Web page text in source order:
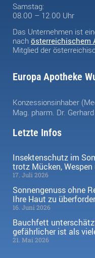
Samstag:
08.00 – 12.00 Uhr
Das Unternehmen ist
nach österreichischem
Mitglied der
Europa Apotheke
Konzessionsinhaber
Mag. pharm. Dr.
Letzte Infos
Insektenschutz im
trotz Mücken, Wespen
17. Juli 2026
Sonnengenuss ohne
Ihre Haut zu
16. Juni 2026
Bauchfett
gefährlicher ist als
21. Mai 2026